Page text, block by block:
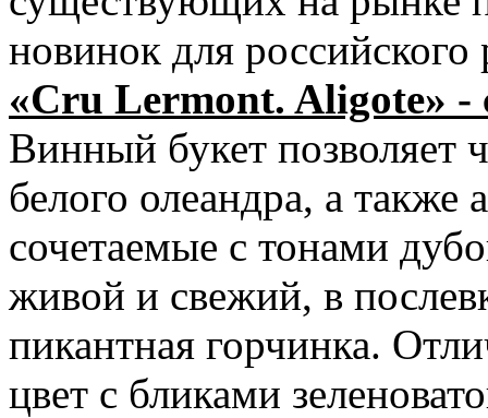
новинок для российского
«Cru Lermont. Aligote» -
Винный букет позволяет
белого олеандра, а также
сочетаемые с тонами
живой и свежий, в
пикантная горчинка.
цвет с бликами